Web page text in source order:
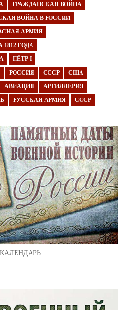
ГРАЖДАНСКАЯ ВОЙНА
ВОЙНА В РОССИИ
АРМИЯ
ГОДА
ПЁТР I
РОССИЯ СССР США
АВИАЦИЯ АРТИЛЛЕРИЯ
РУССКАЯ АРМИЯ СССР
КАЛЕНДАРЬ